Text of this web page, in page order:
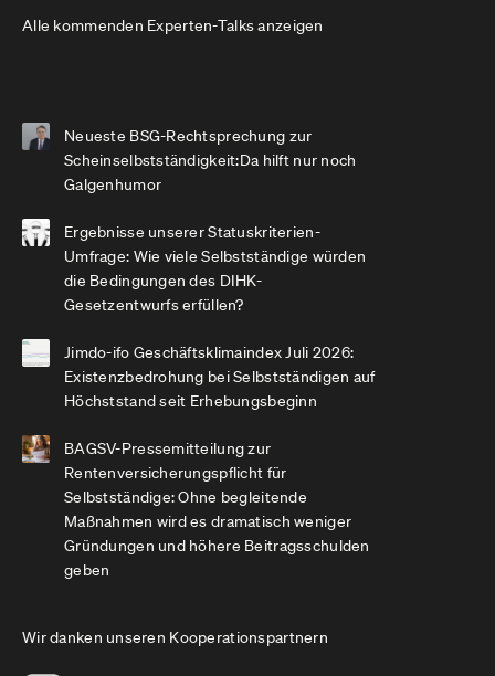
Alle kommenden Experten-Talks anzeigen
Neueste BSG-Rechtsprechung zur
Scheinselbstständigkeit:Da hilft nur noch
Galgenhumor
Ergebnisse unserer Statuskriterien-
Umfrage: Wie viele Selbstständige würden
die Bedingungen des DIHK-
Gesetzentwurfs erfüllen?
Jimdo-ifo Geschäftsklimaindex Juli 2026:
Existenzbedrohung bei Selbstständigen auf
Höchststand seit Erhebungsbeginn
BAGSV-Pressemitteilung zur
Rentenversicherungspflicht für
Selbstständige: Ohne begleitende
Maßnahmen wird es dramatisch weniger
Gründungen und höhere Beitragsschulden
geben
Wir danken unseren Kooperationspartnern